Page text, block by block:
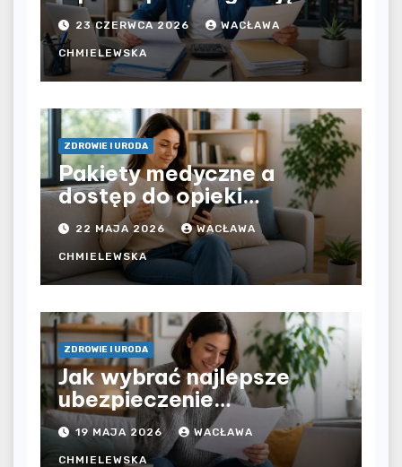
bezpośrednio u
pracodawcy – jak
rozliczyć oba źródła
dochodu?
23 CZERWCA 2026 WACŁAWA
CHMIELEWSKA
ZDROWIE I URODA
Pakiety medyczne a
dostęp do opieki
zdrowotnej bez
ograniczeń czasowych –
czy prywatna opieka daje
większą swobodę?
22 MAJA 2026 WACŁAWA
CHMIELEWSKA
ZDROWIE I URODA
Jak wybrać najlepsze
ubezpieczenie
komunikacyjne i uniknąć
kosztownych błędów?
19 MAJA 2026 WACŁAWA
CHMIELEWSKA